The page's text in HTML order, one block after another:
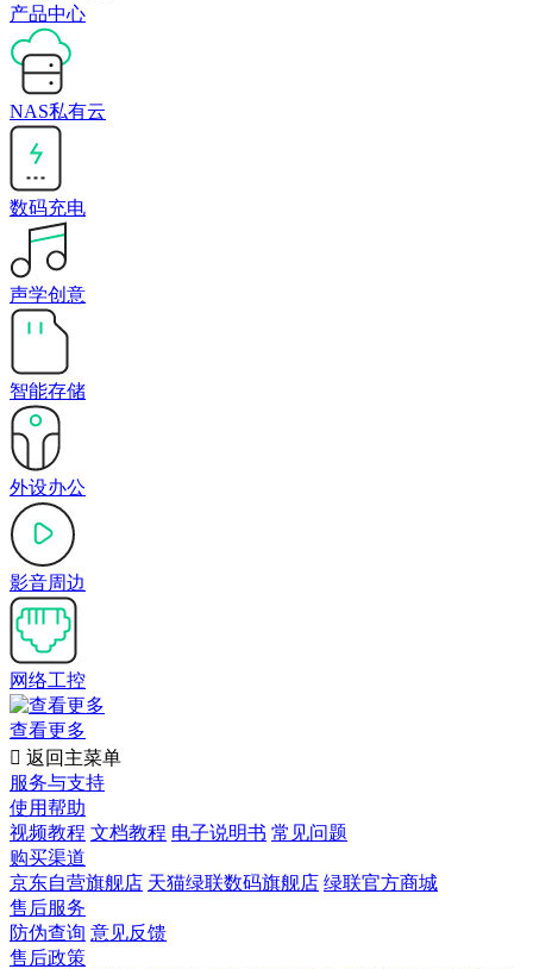
产品中心
NAS私有云
数码充电
声学创意
智能存储
外设办公
影音周边
网络工控
查看更多
 返回主菜单
服务与支持
使用帮助
视频教程 文档教程 电子说明书 常见问题
购买渠道
京东自营旗舰店 天猫绿联数码旗舰店 绿联官方商城
售后服务
防伪查询 意见反馈
售后政策